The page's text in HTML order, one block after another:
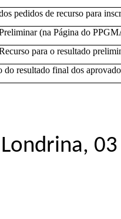
pedidos de recurso para
(na Página do
para o resultado
do resultado final dos
Londrina,